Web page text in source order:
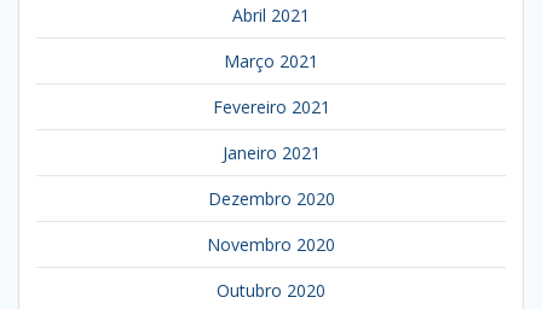
Abril 2021
Março 2021
Fevereiro 2021
Janeiro 2021
Dezembro 2020
Novembro 2020
Outubro 2020